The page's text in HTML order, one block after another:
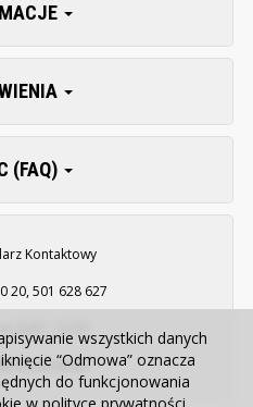
(FAQ)
Kontaktowy
20, 501 628 627
8:00 - 15:30wszystkich danych
“Odmowa” oznacza
do funkcjonowania